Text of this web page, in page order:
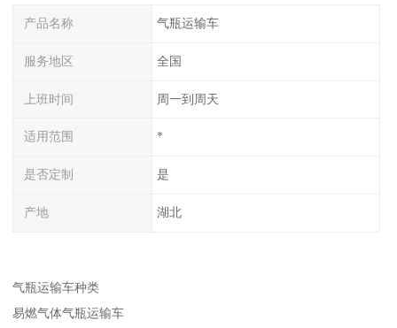
产品名称 气瓶运输车
服务地区 全国
上班时间 周一到周天
适用范围 *
是否定制 是
产地 湖北
气瓶运输车种类​
易燃气体气瓶运输车​